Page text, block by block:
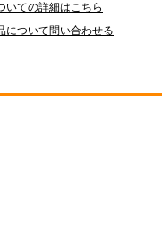
いての詳細はこちら
について問い合わせる